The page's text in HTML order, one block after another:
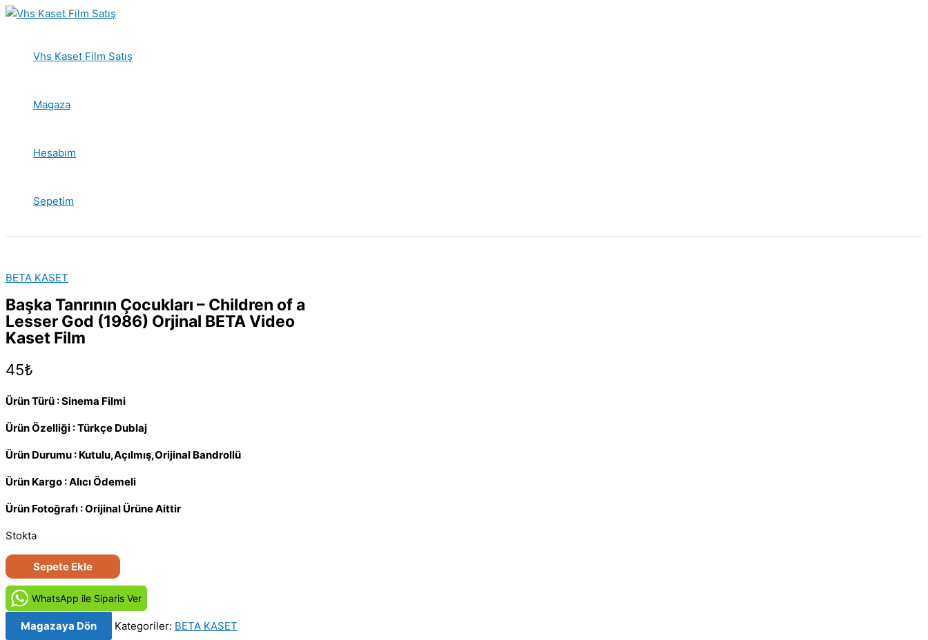
İçeriğe
Vhs Kaset Film Satış
Magaza
Hesabım
Sepetim
BETA KASET
Başka Tanrının Çocukları – Children of a
Lesser God (1986) Orjinal BETA Video
Kaset Film
45₺
Ürün Türü : Sinema Filmi
Ürün Özelliği : Türkçe Dublaj
Ürün Durumu : Kutulu,Açılmış,Orijinal Bandrollü
Ürün Kargo : Alıcı Ödemeli
Ürün Fotoğrafı : Orijinal Ürüne Aittir
Stokta
Başka
Tanrının
Çocukları
-
Children
Sepete Ekle
WhatsApp ile Siparis Ver
Magazaya Dön Kategoriler: BETA KASET